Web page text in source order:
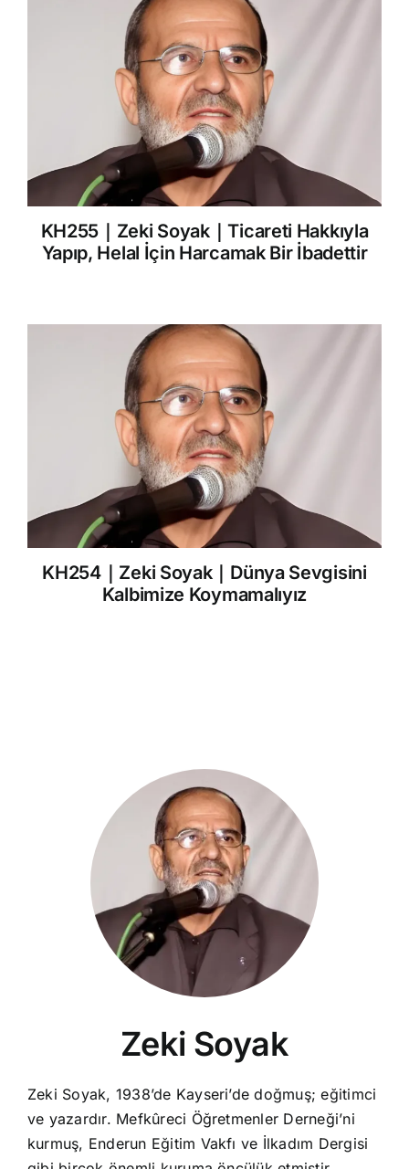
KH255｜Zeki Soyak｜Ticareti Hakkıyla
Yapıp, Helal İçin Harcamak Bir İbadettir
KH254｜Zeki Soyak｜Dünya Sevgisini
Kalbimize Koymamalıyız
Zeki Soyak
Zeki Soyak, 1938’de Kayseri’de doğmuş; eğitimci
ve yazardır. Mefkûreci Öğretmenler Derneği’ni
kurmuş, Enderun Eğitim Vakfı ve İlkadım Dergisi